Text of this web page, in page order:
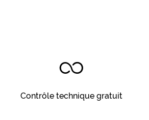
Contrôle technique gratuit